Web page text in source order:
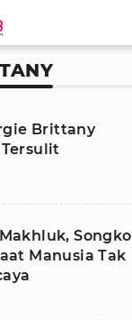
Brittany
Songko
Manusia Tak